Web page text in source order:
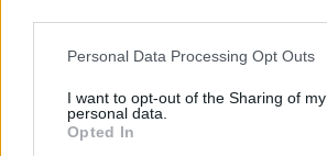
Personal Data Processing Opt Outs
I want to opt-out of the Sharing of my
personal data.
Opted In